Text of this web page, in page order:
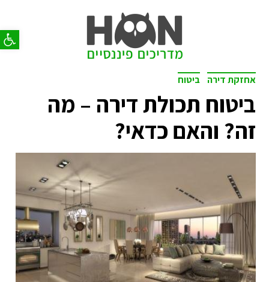
פתח
אחזקת דירה ביטוח
ביטוח תכולת דירה – מה
זה? והאם כדאי?